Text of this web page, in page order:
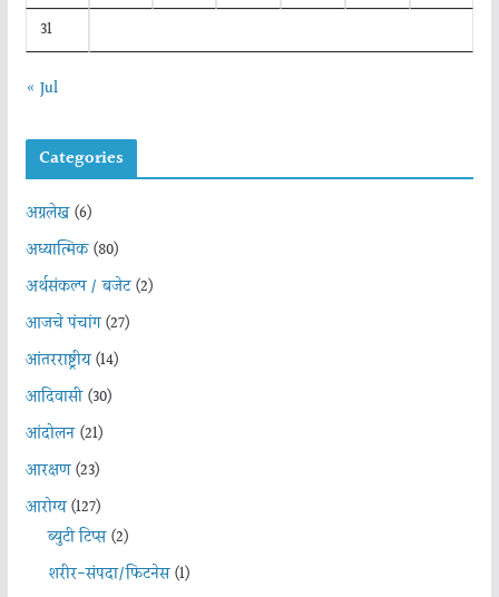
31
« Jul
Categories
अग्रलेख(6)
अध्यात्मिक(80)
अर्थसंकल्प / बजेट(2)
आजचे पंचांग(27)
आंतरराष्ट्रीय(14)
आदिवासी(30)
आंदोलन(21)
आरक्षण(23)
आरोग्य(127)
ब्युटी टिप्स(2)
शरीर-संपदा/फिटनेस(1)